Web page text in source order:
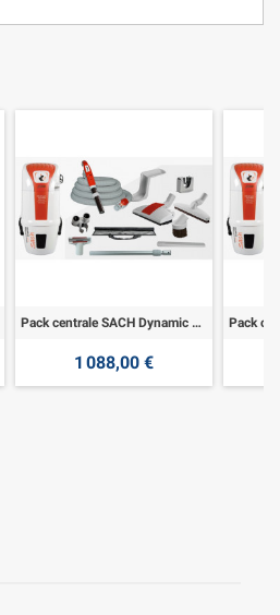
Pack centrale SACH Dynamic 1.6+Kit Family 8M
1 088,00 €